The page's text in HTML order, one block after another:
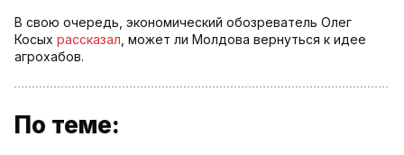
В свою очередь, экономический обозреватель Олег
Косых рассказал , может ли Молдова вернуться к идее
агрохабов.
По теме: